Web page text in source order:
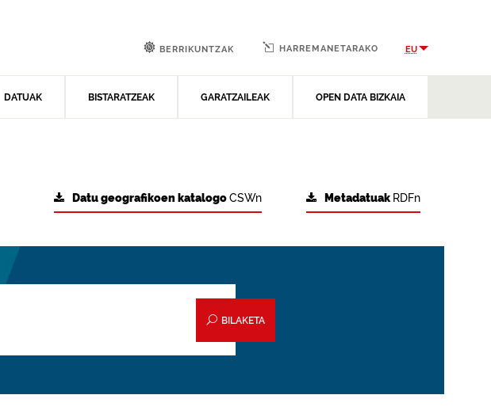
DATUAK BISTARATZEAK GARATZAILEAK OPEN DATA BIZKAIA
BERRIKUNTZAK HARREMANETARAKO EU
Metadatuak RDFn
Datu geografikoen katalogoCSWn
BILAKETA